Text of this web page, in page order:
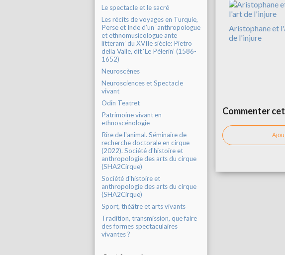
Le spectacle et le sacré
Les récits de voyages en Turquie,
Perse et Inde d’un ‘anthropologue
et ethnomusicologue ante
litteram’ du XVIIe siècle: Pietro
della Valle, dit ‘Le Pèlerin’ (1586-
1652)
Neuroscènes
Neurosciences et Spectacle
vivant
Odin Teatret
Patrimoine vivant en
ethnoscénologie
Rire de l'animal. Séminaire de
recherche doctorale en cirque
(2022). Société d'histoire et
anthropologie des arts du cirque
(SHA2Cirque)
Société d'histoire et
anthropologie des arts du cirque
(SHA2Cirque)
Sport, théâtre et arts vivants
Tradition, transmission, que faire
des formes spectaculaires
vivantes ?
Aristophane et
de l'injure
Commenter